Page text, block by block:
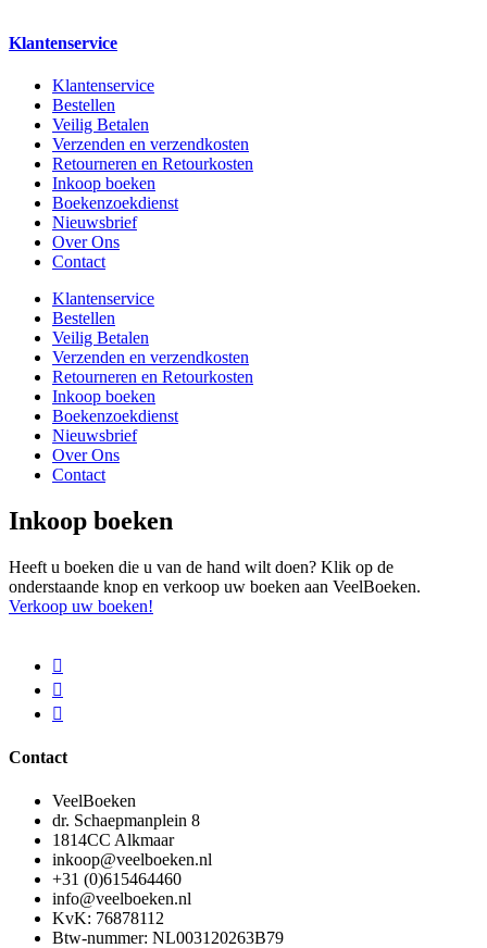
Klantenservice
Klantenservice
Bestellen
Veilig Betalen
Verzenden en verzendkosten
Retourneren en Retourkosten
Inkoop boeken
Boekenzoekdienst
Nieuwsbrief
Over Ons
Contact
Klantenservice
Bestellen
Veilig Betalen
Verzenden en verzendkosten
Retourneren en Retourkosten
Inkoop boeken
Boekenzoekdienst
Nieuwsbrief
Over Ons
Contact
Inkoop boeken
Heeft u boeken die u van de hand wilt doen? Klik op de
onderstaande knop en verkoop uw boeken aan VeelBoeken.
Verkoop uw boeken!
Contact
VeelBoeken
dr. Schaepmanplein 8
1814CC Alkmaar
inkoop@veelboeken.nl
+31 (0)615464460
info@veelboeken.nl
KvK: 76878112
Btw-nummer: NL003120263B79